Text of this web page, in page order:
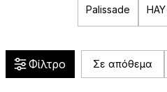
Palissade
Φίλτρο Σε απόθεμα